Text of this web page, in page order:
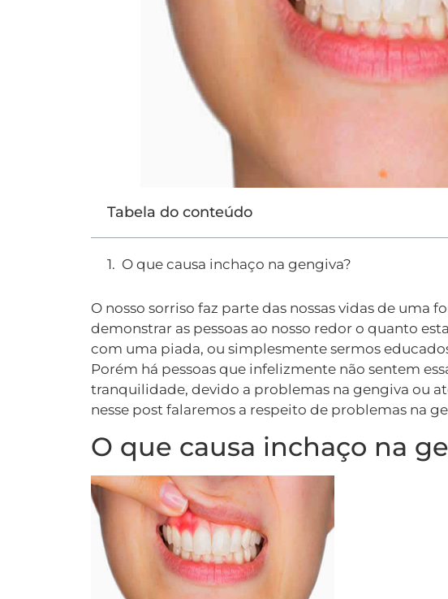
Tabela do conteúdo
O que causa inchaço na gengiva?
O nosso sorriso faz parte das nossas vidas de uma
demonstrar as pessoas ao nosso redor o quanto
com uma piada, ou simplesmente sermos
Porém há pessoas que infelizmente não sentem
tranquilidade, devido a problemas na gengiva ou
nesse post falaremos a respeito de problemas na
O que causa inchaço na